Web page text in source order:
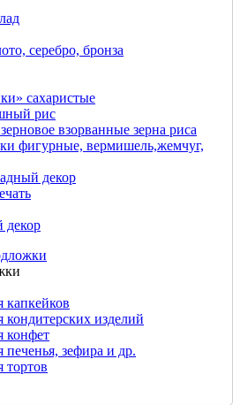
серебро, бронза
сахаристые
рис
взорванные зерна риса
фигурные, вермишель,жемчуг,
декор
капкейков
кондитерских изделий
конфет
печенья, зефира и др.
тортов